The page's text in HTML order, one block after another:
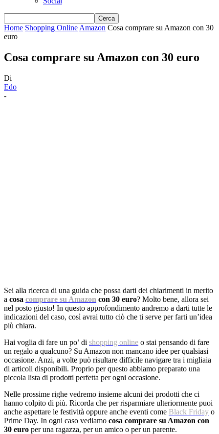
Home Shopping Online Amazon Cosa comprare su Amazon con 30
euro
Cosa comprare su Amazon con 30 euro
Di
Edo
-
Sei alla ricerca di una guida che possa darti dei chiarimenti in merito
a cosa comprare su Amazon con 30 euro? Molto bene, allora sei
nel posto giusto! In questo approfondimento andremo a darti tutte le
indicazioni del caso, così avrai tutto ciò che ti serve per farti un’idea
più chiara.
Hai voglia di fare un po’ di shopping online o stai pensando di fare
un regalo a qualcuno? Su Amazon non mancano idee per qualsiasi
occasione. Anzi, a volte può risultare difficile navigare tra i migliaia
di articoli disponibili. Proprio per questo abbiamo preparato una
piccola lista di prodotti perfetta per ogni occasione.
Nelle prossime righe vedremo insieme alcuni dei prodotti che ci
hanno colpito di più. Ricorda che per risparmiare ulteriormente puoi
anche aspettare le festività oppure anche eventi come Black Friday o
Prime Day. In ogni caso vediamo cosa comprare su Amazon con
30 euro per una ragazza, per un amico o per un parente.